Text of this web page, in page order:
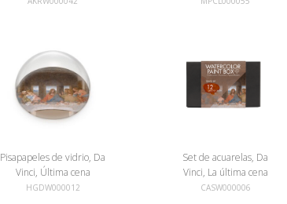
Pisapapeles de vidrio, Da
Vinci, Última cena
HGDW000012
Set de acuarelas, Da
Vinci, La última cena
CASW000006